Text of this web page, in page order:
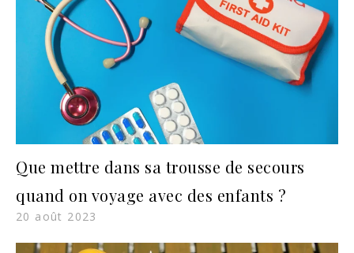
Que mettre dans sa trousse de secours
quand on voyage avec des enfants ?
20 août 2023